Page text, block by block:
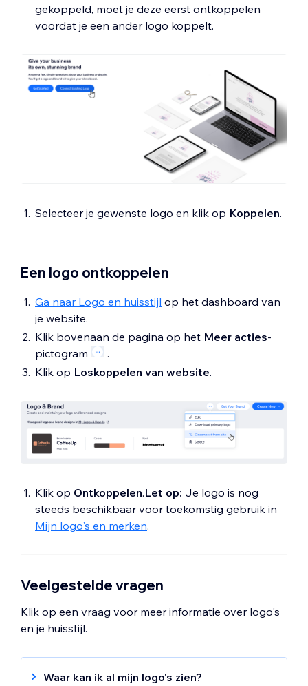
gekoppeld, moet je deze eerst ontkoppelen
voordat je een ander logo koppelt.
Selecteer je gewenste logo en klik op Koppelen.
Een logo ontkoppelen
Ga naar Logo en huisstijl op het dashboard van
je website.
Klik bovenaan de pagina op het Meer acties-
pictogram
.
Klik op Loskoppelen van website.
Klik op Ontkoppelen.Let op: Je logo is nog
steeds beschikbaar voor toekomstig gebruik in
Mijn logo's en merken.
Veelgestelde vragen
Klik op een vraag voor meer informatie over logo's
en je huisstijl.
Waar kan ik al mijn logo's zien?